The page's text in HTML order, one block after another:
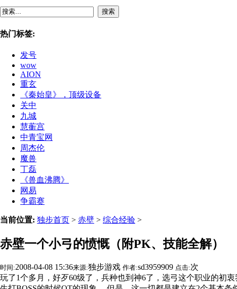
搜索
热门标签:
发号
wow
AION
重玄
《秦始皇》，顶级设备
关中
九城
慧蘅宫
中青宝网
周杰伦
魔兽
丁磊
《兽血沸腾》
网易
争霸赛
当前位置: 独步首页 > 赤壁 > 综合经验 >
赤壁一个小弓的愤慨（附PK、技能全解）
时间:2008-04-08 15:36来源:独步游戏 作者:sd3959909 点击:次
玩了1个多月，好歹60级了，兵种也到神6了，选弓这个职业的初